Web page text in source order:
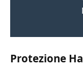
Protezione